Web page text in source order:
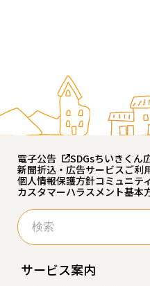
電子公告 SDGsちいきくん
新聞折込・広告サービスご利
個人情報保護方針コミュニテ
カスタマーハラスメント基本
検
索:
サービス案内